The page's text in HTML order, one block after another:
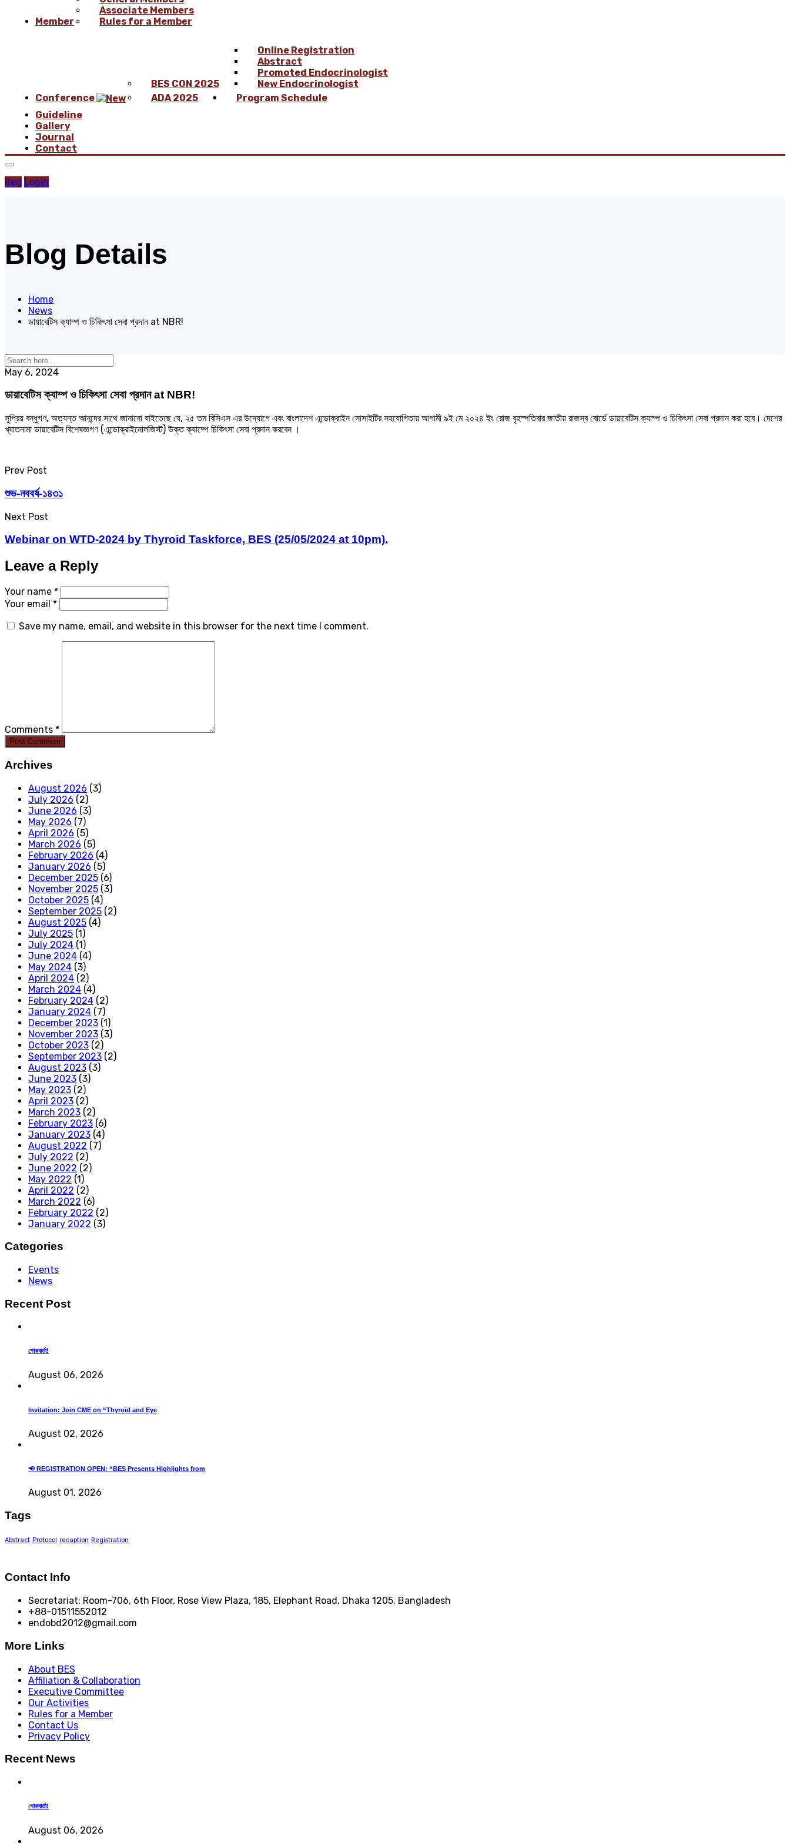
Member
Associate Members
Rules for a Member
Conference
BES CON 2025
Online Registration
Abstract
Promoted Endocrinologist
New Endocrinologist
ADA 2025
Program Schedule
Guideline
Gallery
Journal
Contact
Reg Login
Blog Details
Home
News
ডায়াবেটিস ক্যাম্প ও চিকিৎসা সেবা প্রদান at NBR!
May 6, 2024
ডায়াবেটিস ক্যাম্প ও চিকিৎসা সেবা প্রদান at NBR!
সুপ্রিয় বন্ধুগণ, অত্যন্ত আনন্দের সাথে জানানো যাইতেছে যে, ২৫ তম বিসিএস এর উদ্যোগে এবং বাংলাদেশ এন্ডোক্রাইন সোসাইটির সহযোগিতায় আগামী ৯ই মে ২০২৪ ইং রোজ বৃহস্পতিবার জাতীয় রাজস্ব বোর্ডে ডায়াবেটিস ক্যাম্প ও চিকিৎসা সেবা প্রদান করা হবে। দেশের
খ্যাতনামা ডায়াবেটিস বিশেষজ্ঞগণ (এন্ডোক্রাইনোলজিস্ট) উক্ত ক্যাম্পে চিকিৎসা সেবা প্রদান করবেন ।
Prev Post
শুভ-নববর্ষ-১৪৩১
Next Post
Webinar on WTD-2024 by Thyroid Taskforce, BES (25/05/2024 at 10pm).
Leave a Reply
Your name *
Your email *
Save my name, email, and website in this browser for the next time I comment.
Comments *
Post Comment
Archives
August 2026 (3)
July 2026 (2)
June 2026 (3)
May 2026 (7)
April 2026 (5)
March 2026 (5)
February 2026 (4)
January 2026 (5)
December 2025 (6)
November 2025 (3)
October 2025 (4)
September 2025 (2)
August 2025 (4)
July 2025 (1)
July 2024 (1)
June 2024 (4)
May 2024 (3)
April 2024 (2)
March 2024 (4)
February 2024 (2)
January 2024 (7)
December 2023 (1)
November 2023 (3)
October 2023 (2)
September 2023 (2)
August 2023 (3)
June 2023 (3)
May 2023 (2)
April 2023 (2)
March 2023 (2)
February 2023 (6)
January 2023 (4)
August 2022 (7)
July 2022 (2)
June 2022 (2)
May 2022 (1)
April 2022 (2)
March 2022 (6)
February 2022 (2)
January 2022 (3)
Categories
Events
News
Recent Post
শোকবার্তা!
August 06, 2026
Invitation: Join CME on “Thyroid and Eye
August 02, 2026
📢 REGISTRATION OPEN: “BES Presents Highlights from
August 01, 2026
Tags
Abstract Protocol recaption Registration
Contact Info
Secretariat: Room-706, 6th Floor, Rose View Plaza, 185, Elephant Road, Dhaka 1205, Bangladesh
+88-01511552012
endobd2012@gmail.com
More Links
About BES
Affiliation & Collaboration
Executive Committee
Our Activities
Rules for a Member
Contact Us
Privacy Policy
Recent News
শোকবার্তা!
August 06, 2026